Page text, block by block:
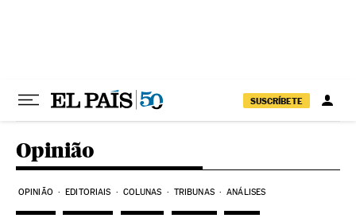
SUSCRÍBETE
Opinião
OPINIÃO EDITORIAIS COLUNAS TRIBUNAS ANÁLISES